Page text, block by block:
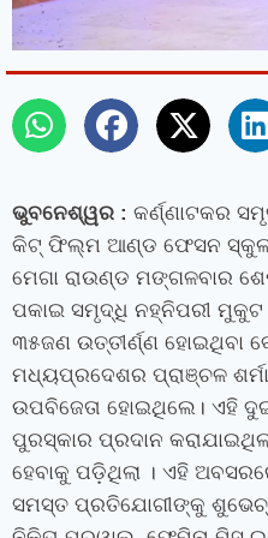
ଭୁବନେଶ୍ୱର : କର୍ଣ୍ଣାଟକର
କିଟ୍ ଫିଲ୍ମ ଆଣ୍ଡ ଫେସନ ସ୍କୁଲ୍‍
ମେଗା ରାଉଣ୍ଡ ମଙ୍ଗଳବାର
ପକାଇ ସମୃଦ୍ଧି ନହ୍ନିପରୀ ମୁକୁଟ
୩୫ଜଣ ଉତ୍ତୀର୍ଣ୍ଣ ହୋଇଥିବା
ମଧ୍ୟପ୍ରଦେଶର ପ୍ରାଞ୍ଚଳ
ଉପବିଜେତା ହୋଇଥିଲେ। ଏହି
ପୁରସ୍କାର ପ୍ରଦାନ
ହେବାକୁ ପଡ଼ିଥିଲା । ଏହି
ସମସ୍ତ ପ୍ରତିଯୋଗୀଙ୍କୁ